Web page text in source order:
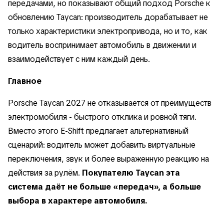
передачами, но показывают общий подход Porsche к
обновлению Taycan: производитель дорабатывает не
только характеристики электропривода, но и то, как
водитель воспринимает автомобиль в движении и
взаимодействует с ним каждый день.
Главное
Porsche Taycan 2027 не отказывается от преимуществ
электромобиля - быстрого отклика и ровной тяги.
Вместо этого E-Shift предлагает альтернативный
сценарий: водитель может добавить виртуальные
переключения, звук и более выраженную реакцию на
действия за рулём. Покупателю Taycan эта
система даёт не больше «передач», а больше
выбора в характере автомобиля.